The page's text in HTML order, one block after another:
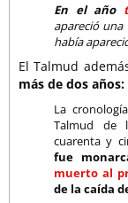
En el año
apareció una
había
El Talmud
más de dos años:
La
Talmud de
cuarenta y
fue
muerto al
de la caída